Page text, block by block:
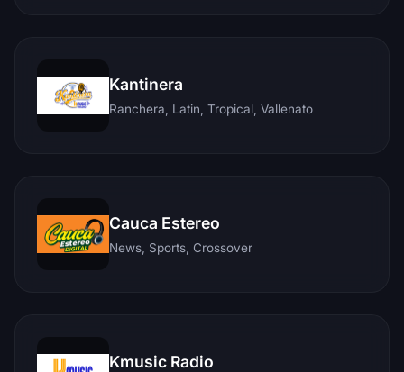
Kantinera
Ranchera, Latin, Tropical, Vallenato
Cauca Estereo
News, Sports, Crossover
Kmusic Radio